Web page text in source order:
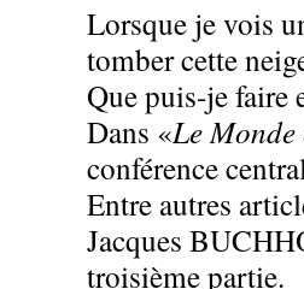
Lorsque je vois
tomber cette
Que puis-je faire
Dans «Le Monde
conférence
Entre autres
Jacques
troisième partie.